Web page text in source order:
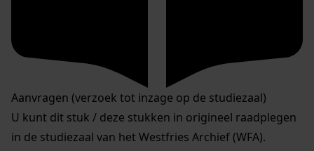
Aanvragen (verzoek tot inzage op de studiezaal)
U kunt dit stuk / deze stukken in origineel raadplegen
in de studiezaal van het Westfries Archief (WFA).